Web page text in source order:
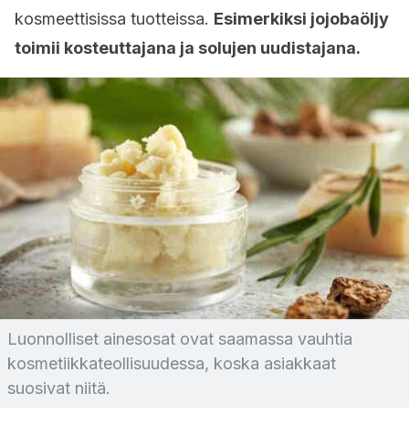
kosmeettisissa tuotteissa. Esimerkiksi jojobaöljy
toimii kosteuttajana ja solujen uudistajana.
Luonnolliset ainesosat ovat saamassa vauhtia
kosmetiikkateollisuudessa, koska asiakkaat
suosivat niitä.